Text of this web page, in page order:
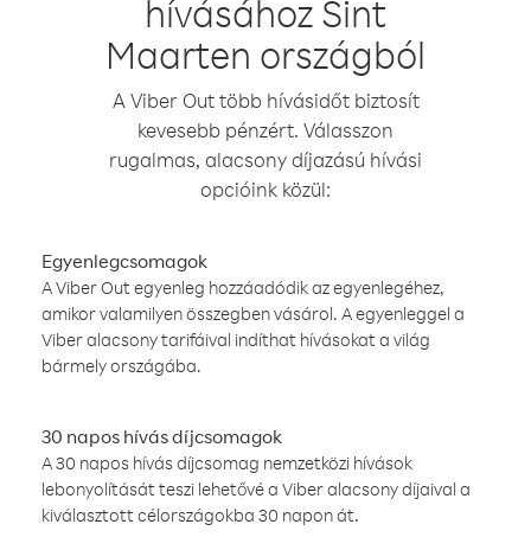
hívásához Sint
Maarten országból
A Viber Out több hívásidőt biztosít
kevesebb pénzért. Válasszon
rugalmas, alacsony díjazású hívási
opcióink közül:
Egyenlegcsomagok
A Viber Out egyenleg hozzáadódik az egyenlegéhez,
amikor valamilyen összegben vásárol. A egyenleggel a
Viber alacsony tarifáival indíthat hívásokat a világ
bármely országába.
30 napos hívás díjcsomagok
A 30 napos hívás díjcsomag nemzetközi hívások
lebonyolítását teszi lehetővé a Viber alacsony díjaival a
kiválasztott célországokba 30 napon át.